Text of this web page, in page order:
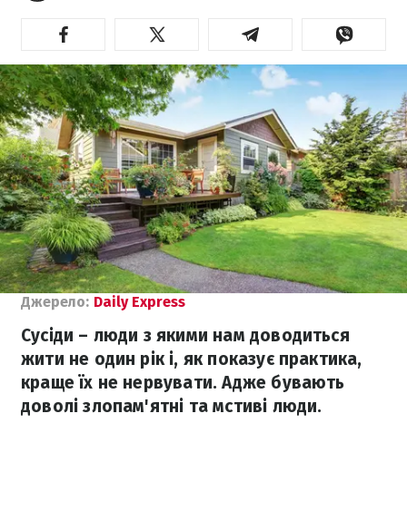
Джерело: Daily Express
Сусіди – люди з якими нам доводиться
жити не один рік і, як показує практика,
краще їх не нервувати. Адже бувають
доволі злопам'ятні та мстиві люди.